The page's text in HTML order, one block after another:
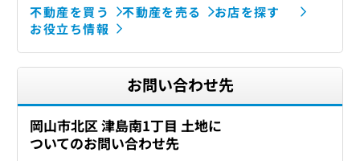
不動産を買う
不動産を売る
お店を探す
お役立ち情報
お問い合わせ先
岡山市北区 津島南1丁目 土地に
ついてのお問い合わせ先